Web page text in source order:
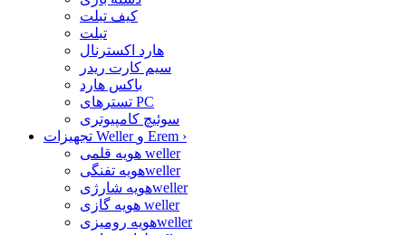
کیف تبلت
تبلت
هارد اکسترنال
سیم کارت ریدر
باکس هارد
تسترهای PC
سوئیچ کامپیوتری
تجهیزات Weller و Erem ›
هویه قلمی weller
هویه تفنگیweller
هویه شارژیweller
هویه گازی weller
هویه رومیزیweller